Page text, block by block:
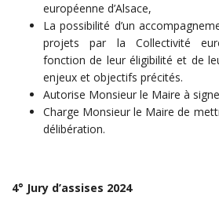
européenne d’Alsace,
La possibilité d’un
projets par la Collectivité
fonction de leur éligibilité et de
enjeux et objectifs précités.
Autorise Monsieur le Maire à
Charge Monsieur le Maire de
délibération.
4° Jury d’assises 2024